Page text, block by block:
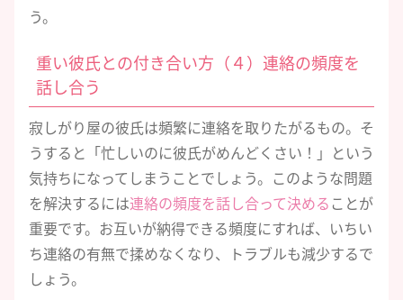
う。
重い彼氏との付き合い方（４）連絡の頻度を
話し合う
寂しがり屋の彼氏は頻繁に連絡を取りたがるもの。そ
うすると「忙しいのに彼氏がめんどくさい！」という
気持ちになってしまうことでしょう。このような問題
を解決するには連絡の頻度を話し合って決めることが
重要です。お互いが納得できる頻度にすれば、いちい
ち連絡の有無で揉めなくなり、トラブルも減少するで
しょう。